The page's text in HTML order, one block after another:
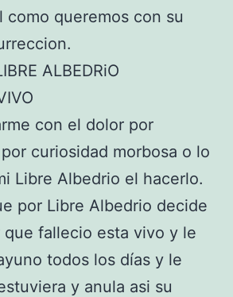
como queremos con su
ALBEDRiO
con el dolor por
curiosidad morbosa o lo
Libre Albedrio el hacerlo.
por Libre Albedrio decide
que fallecio esta vivo y le
todos los días y le
y anula asi su